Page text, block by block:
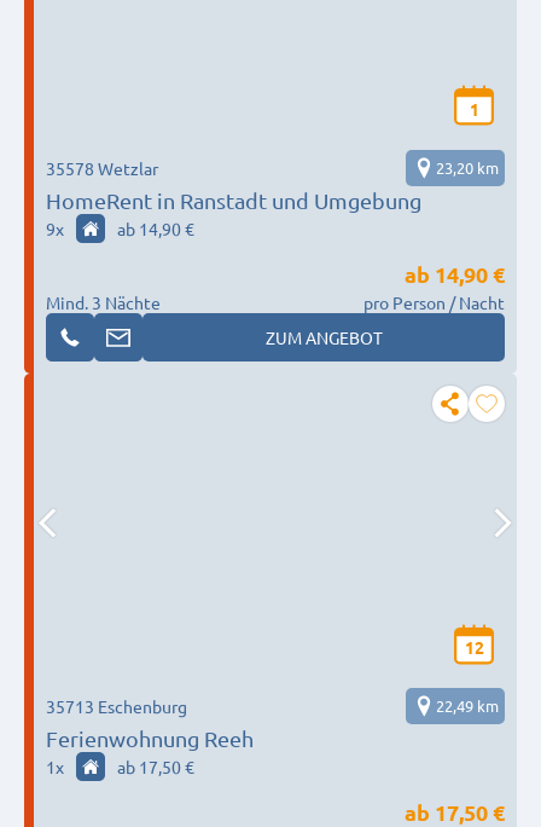
1
HomeRent in Ranstadt und Umgebung
35578 Wetzlar 23,20 km
9x ab 14,90 €
Mind. 3 Nächte
ab 14,90 €
pro Person / Nacht
ZUM ANGEBOT
12
Ferienwohnung Reeh
35713 Eschenburg 22,49 km
1x ab 17,50 €
ab 17,50 €